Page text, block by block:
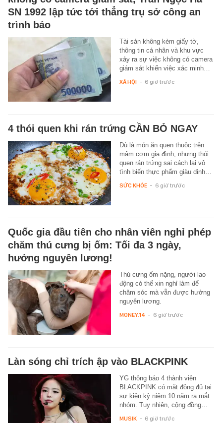
SN 1992 lập tức tới thẳng trụ sở công an
trình báo
Tài sản không kèm giấy tờ,
thông tin cá nhân và khu vực
xảy ra sự việc không có camera
giám sát khiến việc xác minh…
XÃ HỘI - 6 giờ trước
4 thói quen khi rán trứng CẦN BỎ NGAY
Dù là món ăn quen thuộc trên
mâm cơm gia đình, nhưng thói
quen rán trứng sai cách lại vô
tình biến thực phẩm giàu dinh…
SỨC KHỎE - 6 giờ trước
Quốc gia đầu tiên cho nhân viên nghỉ phép
chăm thú cưng bị ốm: Tối đa 3 ngày,
hưởng nguyên lương!
Thú cưng ốm nặng, người lao
động có thể xin nghỉ làm để
chăm sóc mà vẫn được hưởng
nguyên lương.
MONEY.14 - 6 giờ trước
Làn sóng chỉ trích ập vào BLACKPINK
YG thông báo 4 thành viên
BLACKPINK có mặt đông đủ tại
sự kiện kỷ niệm 10 năm ra mắt
nhóm. Tuy nhiên, cộng đồng…
MUSIK - 6 giờ trước